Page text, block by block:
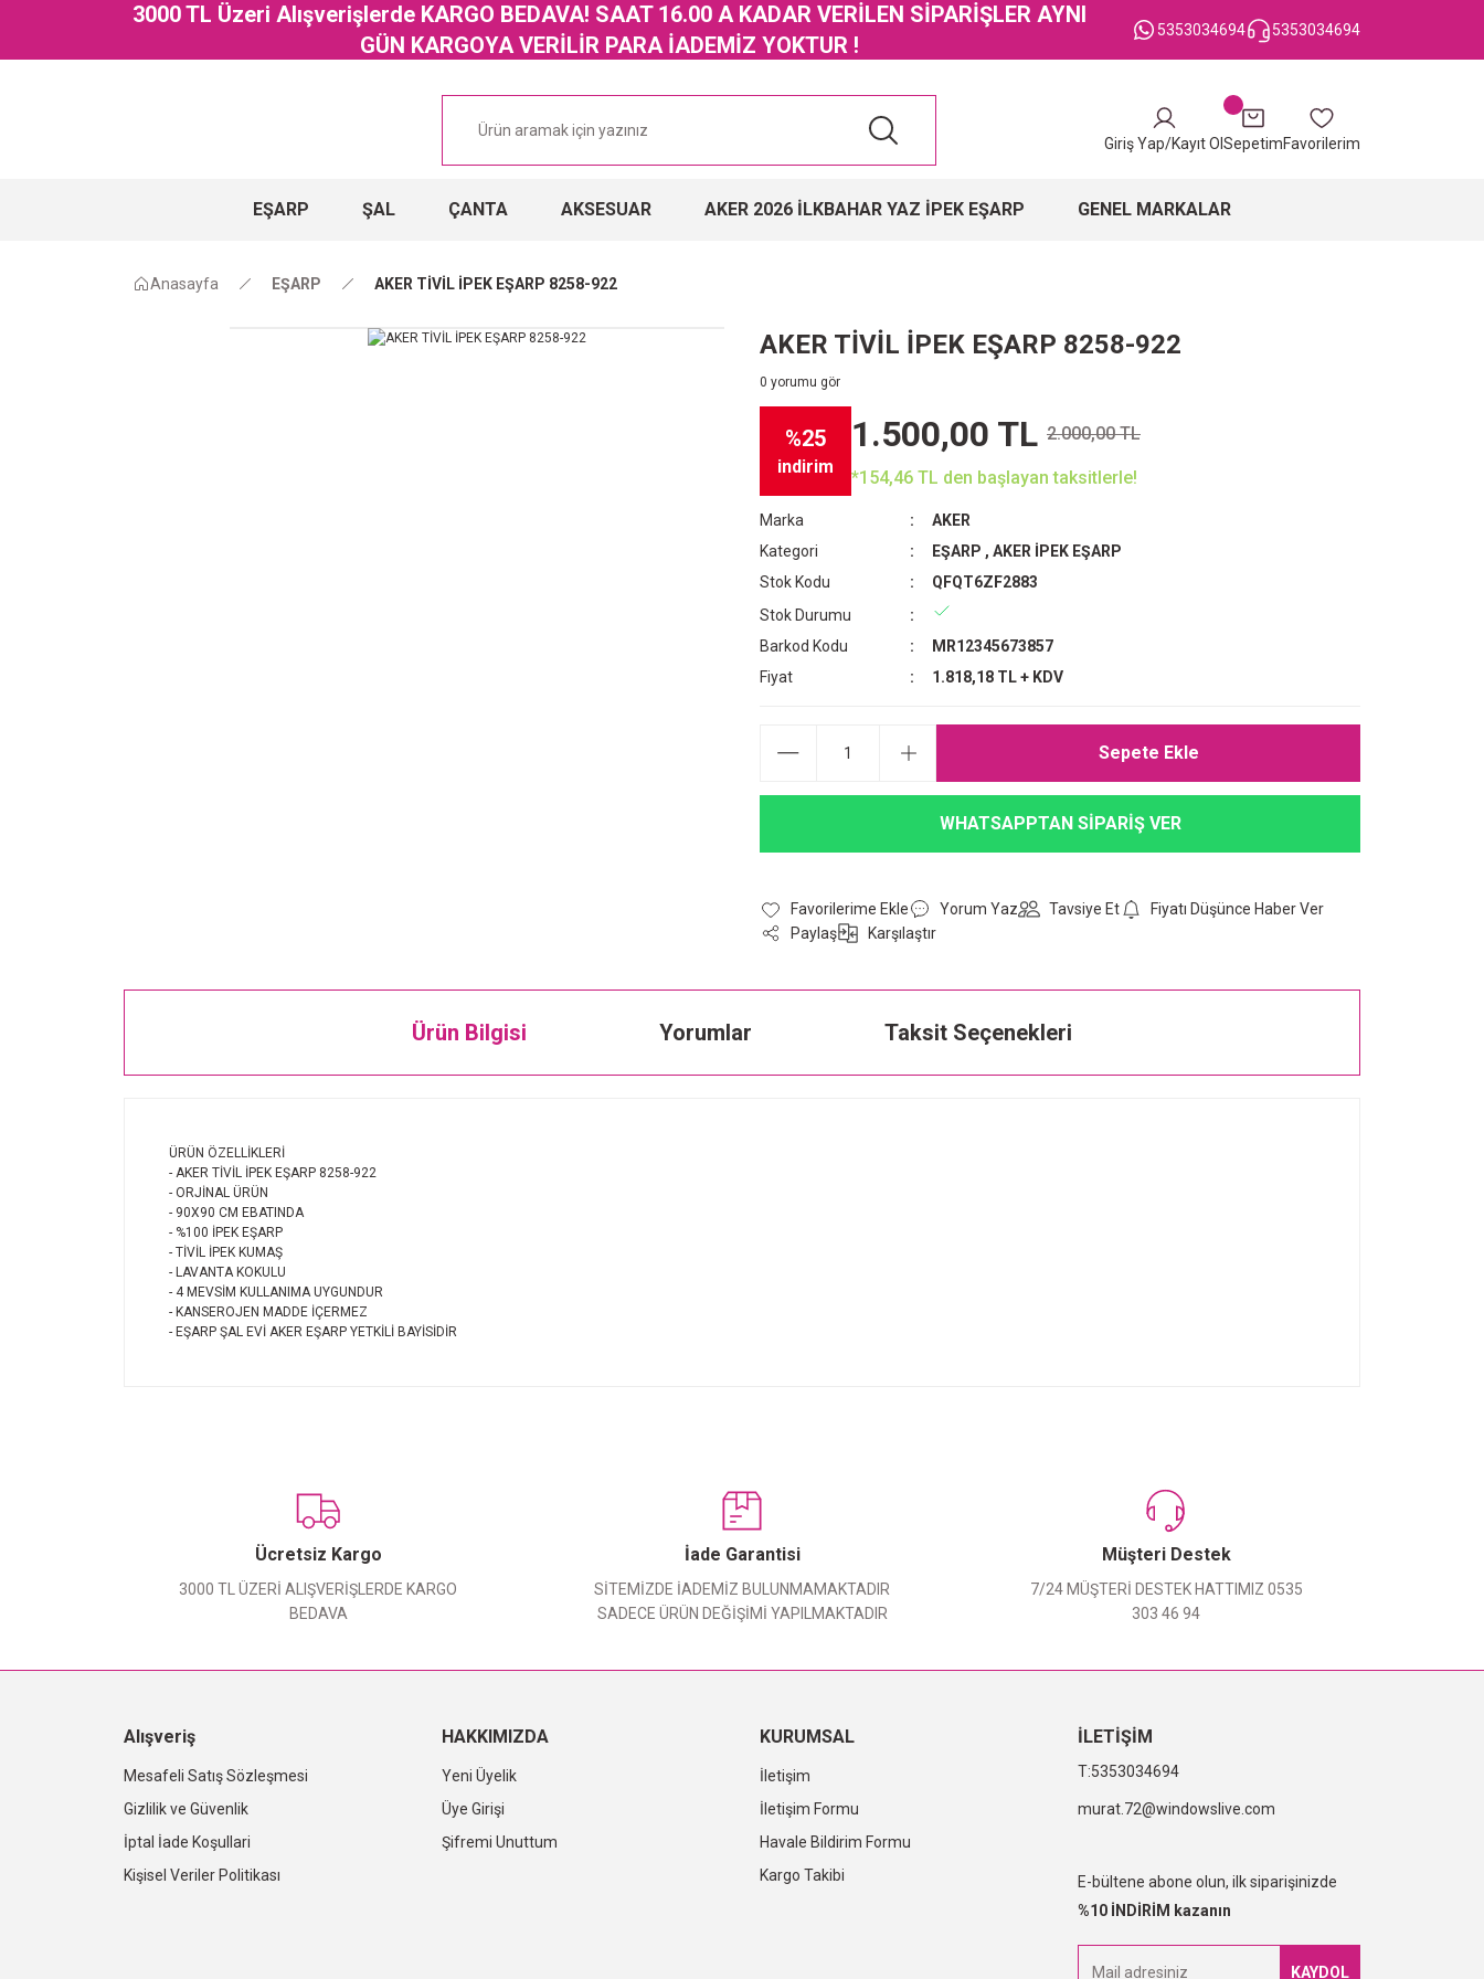
3000 TL Üzeri Alışverişlerde KARGO BEDAVA! SAAT 16.00 A KADAR VERİLEN SİPARİŞLER AYNI
GÜN KARGOYA VERİLİR PARA İADEMİZ YOKTUR !
5353034694 5353034694
Giriş Yap/Kayıt Ol SepetimFavorilerim
EŞARP ŞAL ÇANTA AKSESUAR AKER 2026 İLKBAHAR YAZ İPEK EŞARP GENEL MARKALAR
Anasayfa EŞARP AKER TİVİL İPEK EŞARP 8258-922
AKER TİVİL İPEK EŞARP 8258-922
0 yorumu gör
%25
indirim
1.500,00 TL 2.000,00 TL
*154,46 TL den başlayan taksitlerle!
Marka
AKER
Kategori
EŞARP , AKER İPEK EŞARP
Stok Kodu
QFQT6ZF2883
Stok Durumu
Barkod Kodu
MR12345673857
Fiyat
1.818,18 TL + KDV
Sepete Ekle
WHATSAPPTAN SİPARİŞ VER
Yorum Yaz Tavsiye Et
Fiyatı Düşünce Haber Ver
Paylaş
Karşılaştır
Ürün Bilgisi Yorumlar Taksit Seçenekleri
ÜRÜN ÖZELLİKLERİ
- AKER TİVİL İPEK EŞARP 8258-922
- ORJİNAL ÜRÜN
- 90X90 CM EBATINDA
- %100 İPEK EŞARP
- TİVİL İPEK KUMAŞ
- LAVANTA KOKULU
- 4 MEVSİM KULLANIMA UYGUNDUR
- KANSEROJEN MADDE İÇERMEZ
- EŞARP ŞAL EVİ AKER EŞARP YETKİLİ BAYİSİDİR
Yorum Yaz
Ücretsiz Kargo
3000 TL ÜZERİ ALIŞVERİŞLERDE KARGO
BEDAVA
İade Garantisi
SİTEMİZDE İADEMİZ BULUNMAMAKTADIR
SADECE ÜRÜN DEĞİŞİMİ YAPILMAKTADIR
Müşteri Destek
7/24 MÜŞTERİ DESTEK HATTIMIZ 0535
303 46 94
Alışveriş
Mesafeli Satış Sözleşmesi
Gizlilik ve Güvenlik
İptal İade Koşullari
Kişisel Veriler Politikası
HAKKIMIZDA
Yeni Üyelik
Üye Girişi
Şifremi Unuttum
KURUMSAL
İletişim
İletişim Formu
Havale Bildirim Formu
Kargo Takibi
İLETİŞİM
5353034694
murat.72@windowslive.com
E-bültene abone olun, ilk siparişinizde
%10 İNDİRİM kazanın
KAYDOL